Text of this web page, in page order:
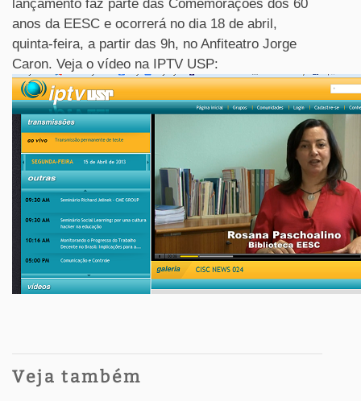
lançamento faz parte das Comemorações dos 60
anos da EESC e ocorrerá no dia 18 de abril,
quinta-feira, a partir das 9h, no Anfiteatro Jorge
Caron. Veja o vídeo na IPTV USP:
Veja também